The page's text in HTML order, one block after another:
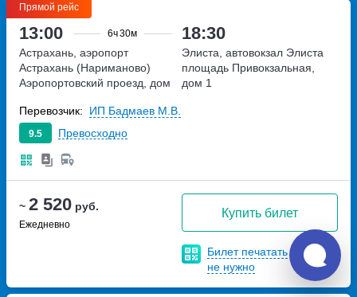
Прямой рейс
13:00 6ч30м 18:30
~ 2 520 руб.
Ежедневно
Купить билет
Билет печатать
не нужно
Астрахань, аэропорт
Астрахань (Нариманово)
Аэропортовский проезд, дом
Элиста, автовокзал Элиста
площадь Привокзальная,
дом 1
9.5 Превосходно
Перевозчик: ИП Бадмаев М.В.